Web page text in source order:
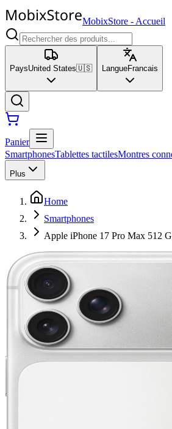
MobixStore - Accueil
PaysUnited States🇺🇸 LangueFrancais
Panier
SmartphonesTablettes tactilesMontres
Plus
Home
Smartphones
Apple iPhone 17 Pro Max 512